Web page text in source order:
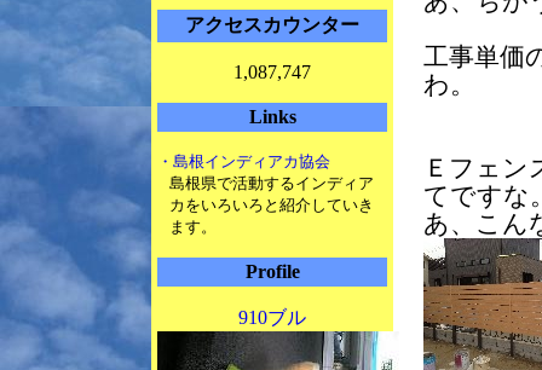
アクセスカウンター
1,087,747
Links
・島根インディアカ協会
島根県で活動するインディア
カをいろいろと紹介していき
ます。
Profile
910ブル
工事単価
わ。
Ｅフェン
てですな
あ、こん